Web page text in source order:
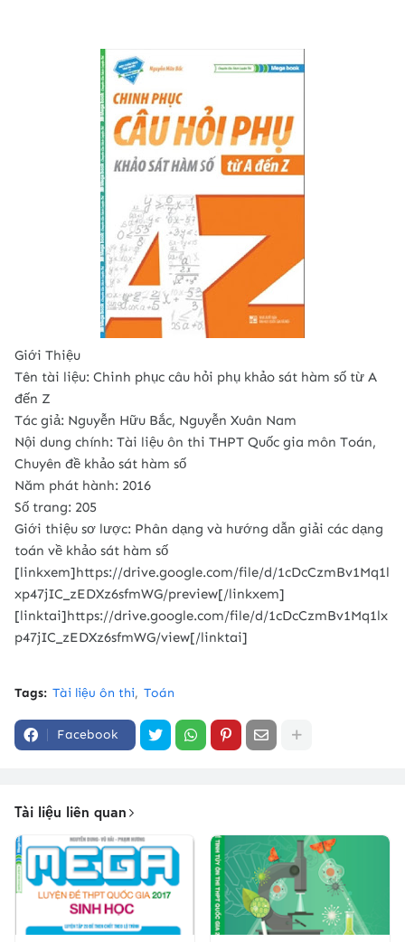
Giới Thiệu
Tên tài liệu: Chinh phục câu hỏi phụ khảo sát hàm số từ A
đến Z
Tác giả: Nguyễn Hữu Bắc, Nguyễn Xuân Nam
Nội dung chính: Tài liệu ôn thi THPT Quốc gia môn Toán,
Chuyên đề khảo sát hàm số
Năm phát hành: 2016
Số trang: 205
Giới thiệu sơ lược: Phân dạng và hướng dẫn giải các dạng
toán về khảo sát hàm số
[linkxem]https://drive.google.com/file/d/1cDcCzmBv1Mq1l
xp47jIC_zEDXz6sfmWG/preview[/linkxem]
[linktai]https://drive.google.com/file/d/1cDcCzmBv1Mq1lx
p47jIC_zEDXz6sfmWG/view[/linktai]
Tags: Tài liệu ôn thi Toán
Facebook
Tài liệu liên quan